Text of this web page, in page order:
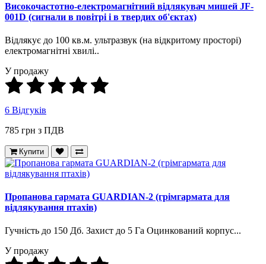
Високочастотно-електромагнітний відлякувач мишей JF-
001D (сигнали в повітрі і в твердих об'єктах)
Відлякує до 100 кв.м. ультразвук (на відкритому просторі)
електромагнітні хвилі..
У продажу
6 Відгуків
785 грн з ПДВ
Купити
Пропанова гармата GUARDIAN-2 (грімгармата для
відлякування птахів)
Гучність до 150 Дб. Захист до 5 Га Оцинкований корпус...
У продажу